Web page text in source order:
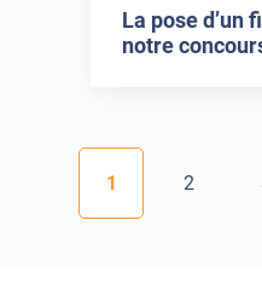
La pose d’un
notre
1 2